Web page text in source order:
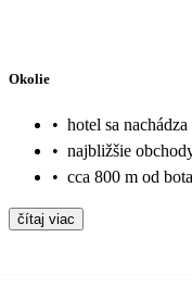
Okolie
• hotel sa
• najbližšie
• cca 800 m od
čítaj viac